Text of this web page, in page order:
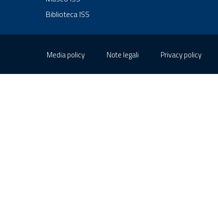
Biblioteca ISS
Media policy Note legali Privacy policy